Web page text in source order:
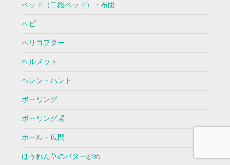
ベッド（二段ベッド）・布団
ヘビ
ヘリコプター
ヘルメット
ヘレン・ハント
ボーリング
ボーリング場
ホール・広間
ほうれん草のバター炒め